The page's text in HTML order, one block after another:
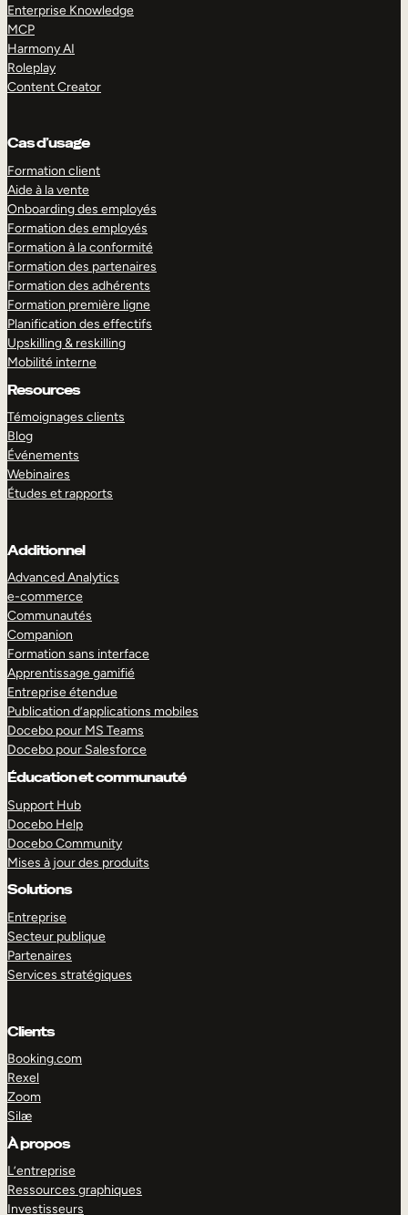
Enterprise Knowledge
MCP
Harmony AI
Roleplay
Content Creator
Cas d’usage
Formation client
Aide à la vente
Onboarding des employés
Formation des employés
Formation à la conformité
Formation des partenaires
Formation des adhérents
Formation première ligne
Planification des effectifs
Upskilling & reskilling
Mobilité interne
Resources
Témoignages clients
Blog
Événements
Webinaires
Études et rapports
Additionnel
Advanced Analytics
e-commerce
Communautés
Companion
Formation sans interface
Apprentissage gamifié
Entreprise étendue
Publication d’applications mobiles
Docebo pour MS Teams
Docebo pour Salesforce
Éducation et communauté
Support Hub
Docebo Help
Docebo Community
Mises à jour des produits
Solutions
Entreprise
Secteur publique
Partenaires
Services stratégiques
Clients
Booking.com
Rexel
Zoom
Silæ
À propos
L’entreprise
Ressources graphiques
Investisseurs